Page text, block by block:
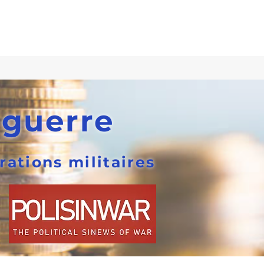
militaires